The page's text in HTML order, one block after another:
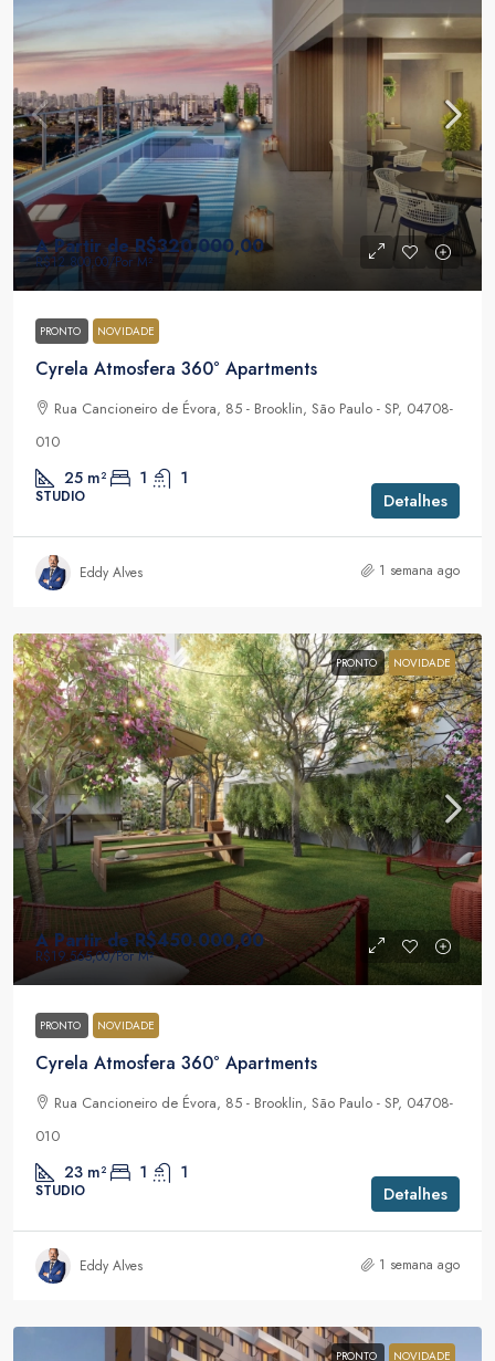
A Partir deR$320.000,00
R$12.800,00/Por M²
PRONTO NOVIDADE
Cyrela Atmosfera 360° Apartments
Rua Cancioneiro de Évora, 85 - Brooklin, São Paulo - SP, 04708-
010
25 m² 1 1
STUDIO Detalhes
Eddy Alves 1 semana ago
PRONTO NOVIDADE
A Partir deR$450.000,00
R$19.565,00/Por M²
PRONTO NOVIDADE
Cyrela Atmosfera 360° Apartments
Rua Cancioneiro de Évora, 85 - Brooklin, São Paulo - SP, 04708-
010
23 m² 1 1
STUDIO Detalhes
Eddy Alves 1 semana ago
PRONTO NOVIDADE